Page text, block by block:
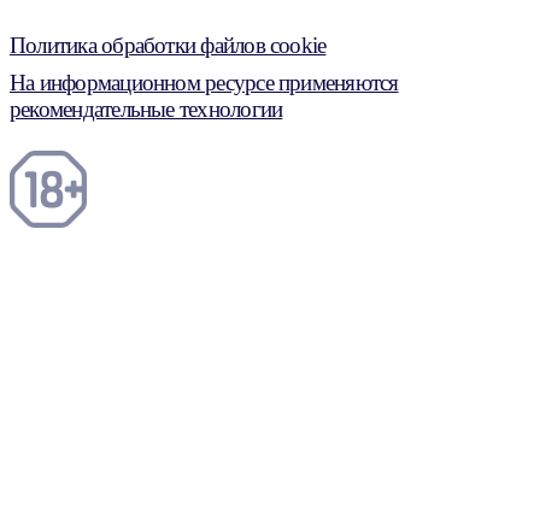
Политика обработки файлов cookie
На информационном ресурсе применяются
рекомендательные технологии